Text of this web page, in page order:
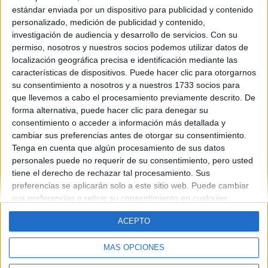
estándar enviada por un dispositivo para publicidad y contenido
personalizado, medición de publicidad y contenido,
investigación de audiencia y desarrollo de servicios. Con su
permiso, nosotros y nuestros socios podemos utilizar datos de
localización geográfica precisa e identificación mediante las
características de dispositivos. Puede hacer clic para otorgarnos
su consentimiento a nosotros y a nuestros 1733 socios para
que llevemos a cabo el procesamiento previamente descrito. De
forma alternativa, puede hacer clic para denegar su
consentimiento o acceder a información más detallada y
cambiar sus preferencias antes de otorgar su consentimiento.
Tenga en cuenta que algún procesamiento de sus datos
personales puede no requerir de su consentimiento, pero usted
tiene el derecho de rechazar tal procesamiento. Sus
preferencias se aplicarán solo a este sitio web. Puede cambiar
sus preferencias o retirar su consentimiento en cualquier
momento volviendo a este sitio y haciendo clic en el botón
"Privacidad" en la parte inferior de la página web.
MÁS OPCIONES
ACEPTO
Sin duda, para mi, lo mejor de la universidad es que eres tu el
que te organizas, estudias algo que te gusta, igual no todas las
asignaturas, pero en general si
leer más
Quiénes somos|Contactar|Anúnciate
Aviso legal|Politica de privacidad|Condiciones generales|Política
de cookies
© 2003-2026Compás Mediterráneo S.L.- Diego de León 47 - 28006
Madrid [ESPAÑA] - Tel. +34 91 593 2767